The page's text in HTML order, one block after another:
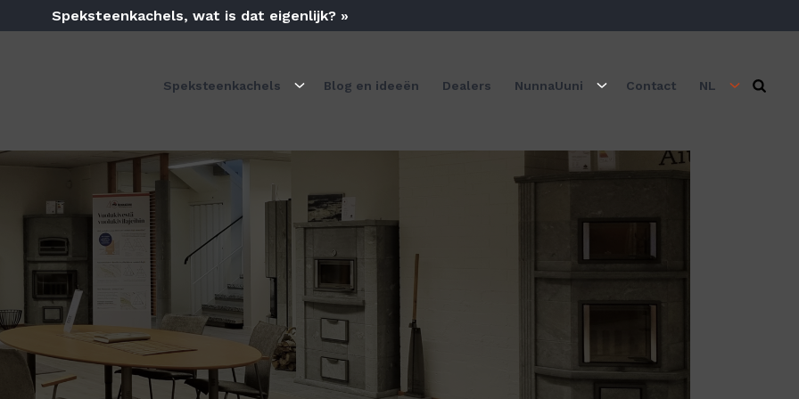
Speksteenkachels, wat is dat eigenlijk? »
Speksteenkachels Blog en ideeën Dealers NunnaUuni Contact NL